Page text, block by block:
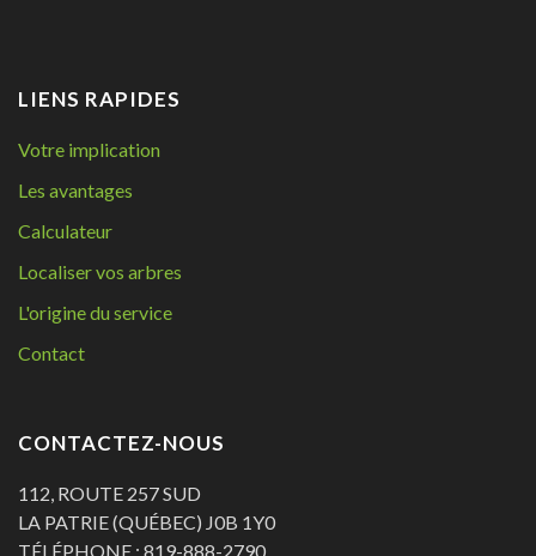
LIENS RAPIDES
Votre implication
Les avantages
Calculateur
Localiser vos arbres
L'origine du service
Contact
CONTACTEZ-NOUS
112, ROUTE 257 SUD
LA PATRIE (QUÉBEC) J0B 1Y0
TÉLÉPHONE : 819-888-2790